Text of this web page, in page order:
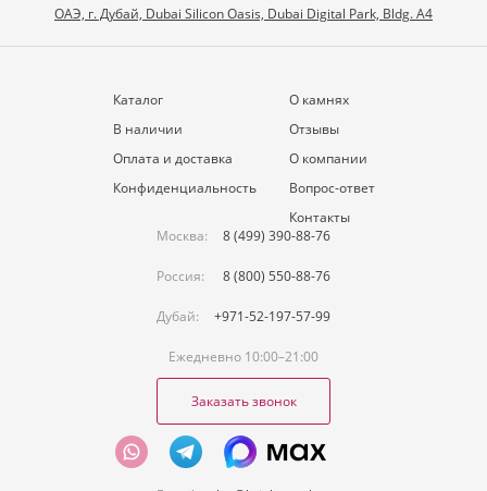
ОАЭ, г. Дубай, Dubai Silicon Oasis, Dubai Digital Park, Bldg. A4
Каталог
В наличии
Оплата и доставка
Конфиденциальность
О камнях
Отзывы
О компании
Вопрос-ответ
Контакты
Москва:
8 (499) 390-88-76
Россия: 8 (800) 550-88-76
Дубай: +971-52-197-57-99
Ежедневно 10:00–21:00
Заказать звонок